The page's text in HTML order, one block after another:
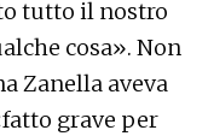
tutto il nostro
cosa». Non
Zanella aveva
grave per